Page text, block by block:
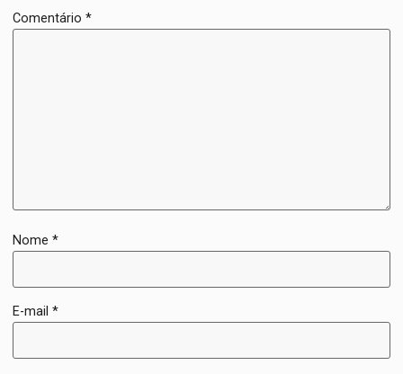
Comentário*
Nome*
E-mail*